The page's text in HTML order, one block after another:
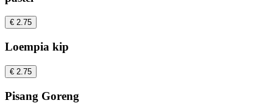
€ 2.75
Loempia kip
€ 2.75
Pisang Goreng